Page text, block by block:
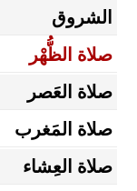
الشروق
صلاة الظُّهْر
صلاة العَصر
صلاة المَغرب
صلاة العِشاء